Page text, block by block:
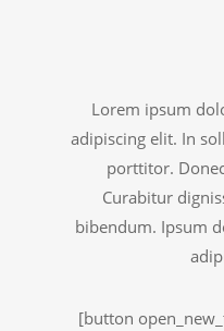
Lorem ipsum
adipiscing elit. In
porttitor.
Curabitur
bibendum. Ipsum
[button